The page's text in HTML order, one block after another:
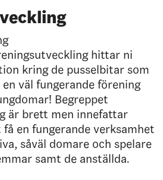
hittar ni
kring de pusselbitar som
väl fungerande förening
Begreppet
är brett men innefattar
en fungerande verksamhet
såväl domare och spelare
samt de anställda.